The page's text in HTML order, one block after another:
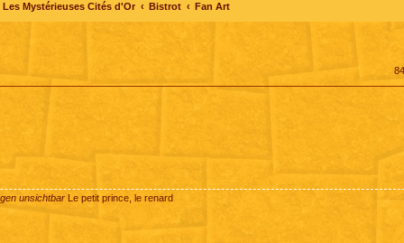
Les Mystérieuses Cités d'Or Bistrot Fan Art
unsichtbar Le petit prince, le renard